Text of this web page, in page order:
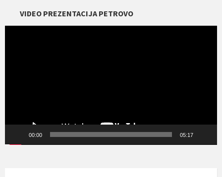
VIDEO PREZENTACIJA PETROVO
00:00 05:17